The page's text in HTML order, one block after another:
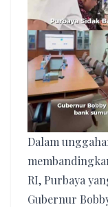
Dalam
RI, Purbaya
Gubernur